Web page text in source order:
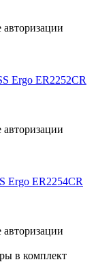
Ergo ER2252CR
Ergo ER2254CR
в комплект